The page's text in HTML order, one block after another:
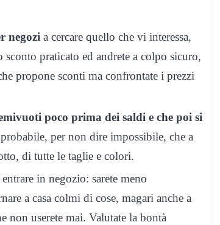
negozi a cercare quello che vi interessa,
praticato ed andrete a colpo sicuro,
propone sconti ma confrontate i prezzi
poco prima dei saldi e che poi si
per non dire impossibile, che a
di tutte le taglie e colori.
in negozio: sarete meno
a casa colmi di cose, magari anche a
non userete mai. Valutate la bontà